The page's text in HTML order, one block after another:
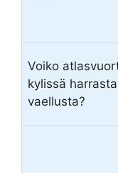
Voiko
kylissä
vaellusta?